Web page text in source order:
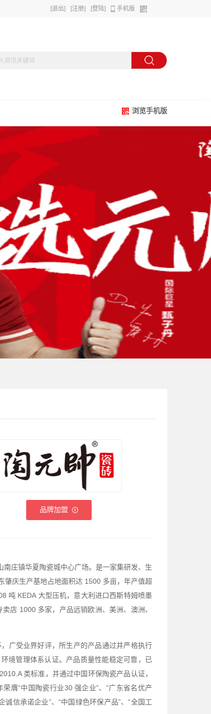
[退出] [注册] [登陆] 手机版
浏览手机版
品牌加盟
庄镇华夏陶瓷城中心广场。是一家集研发、生
肇庆生产基地占地面积达 1500 多亩，年产值超
吨 KEDA 大型压机，意大利进口西斯特姆喷墨
店 1000 多家，产品远销欧洲、美洲、澳洲、
广受业界好评，所生产的产品通过并严格执行
境管理体系认证。产品质量性能稳定可靠，已
类标准，并通过中国环保陶瓷产品认证，
膺“中国陶瓷行业30 强企业”、“广东省名优产
诚信承诺企业”、“中国绿色环保产品”、“全国工